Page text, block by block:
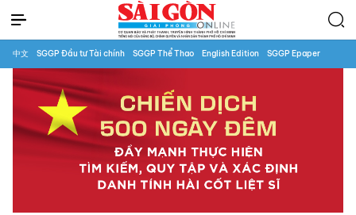
中文 SGGP Đầu tư Tài chính SGGP Thể Thao English Edition SGGP Epaper